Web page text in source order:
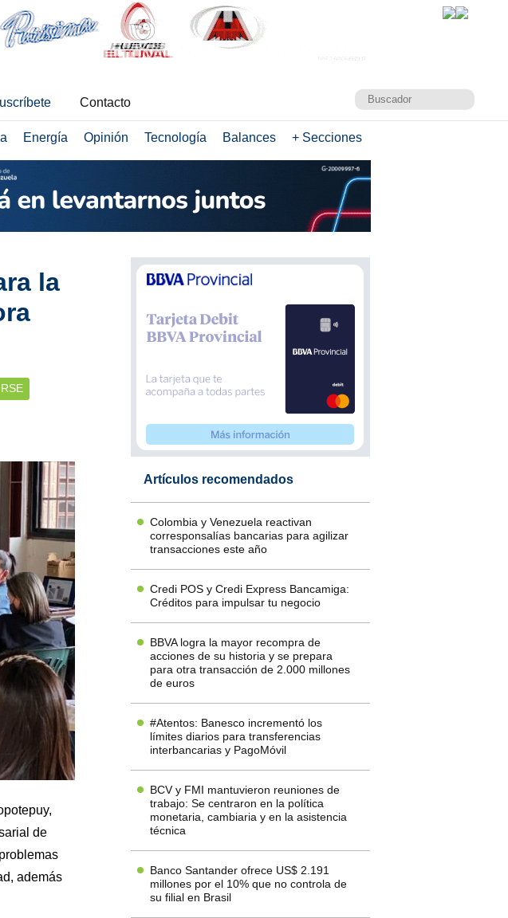
Contacto
Energía Opinión Tecnología Balances + Secciones
la
RSE
de
además
Artículos recomendados
Colombia y Venezuela reactivan
corresponsalías bancarias para agilizar
transacciones este año
Credi POS y Credi Express Bancamiga:
Créditos para impulsar tu negocio
BBVA logra la mayor recompra de
acciones de su historia y se prepara
para otra transacción de 2.000 millones
de euros
#Atentos: Banesco incrementó los
límites diarios para transferencias
interbancarias y PagoMóvil
BCV y FMI mantuvieron reuniones de
trabajo: Se centraron en la política
monetaria, cambiaria y en la asistencia
técnica
Banco Santander ofrece US$ 2.191
millones por el 10% que no controla de
su filial en Brasil